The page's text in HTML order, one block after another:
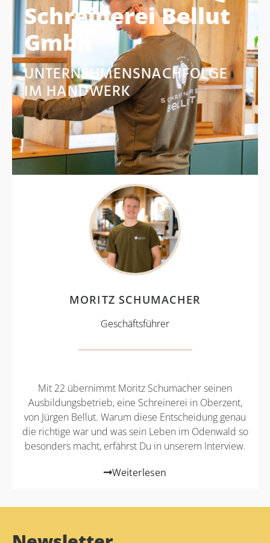
MORITZ SCHUMACHER
Geschäftsführer
Mit 22 übernimmt Moritz Schumacher seinen
Ausbildungsbetrieb, eine Schreinerei in Oberzent,
von Jürgen Bellut. Warum diese Entscheidung genau
die richtige war und was sein Leben im Odenwald so
besonders macht, erfährst Du in unserem Interview.
Weiterlesen
Schreinerei Bellut
Gmbh
UNTERNEHMENSNACHFOLGE
IM HANDWERK